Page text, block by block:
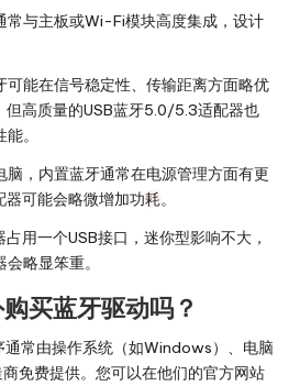
常与主板或Wi-Fi模块高度集成，设计
可能在信号稳定性、传输距离方面略优
但高质量的USB蓝牙5.0/5.3适配器也
。
脑，内置蓝牙通常在电源管理方面有更
可能会略微增加功耗。
占用一个USB接口，迷你型影响不大，
略显笨重。
买蓝牙驱动吗？
通常由操作系统（如Windows）、电脑
免费提供。您可以在他们的官方网站